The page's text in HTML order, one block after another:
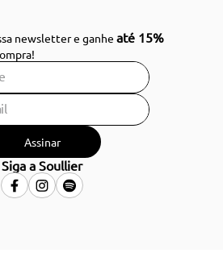
newsletter e ganheaté 15%
Assinar
Siga a Soullier